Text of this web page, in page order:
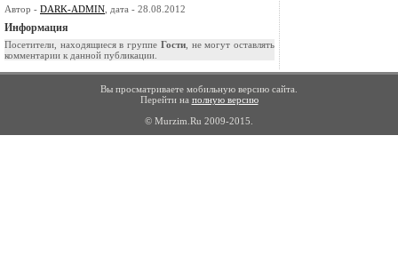
Автор - DARK-ADMIN , дата - 28.08.2012
Информация
Посетители, находящиеся в группе Гости, не могут оставлять
комментарии к данной публикации.
Вы просматриваете мобильную версию сайта.
Перейти на полную версию
© Murzim.Ru 2009-2015.